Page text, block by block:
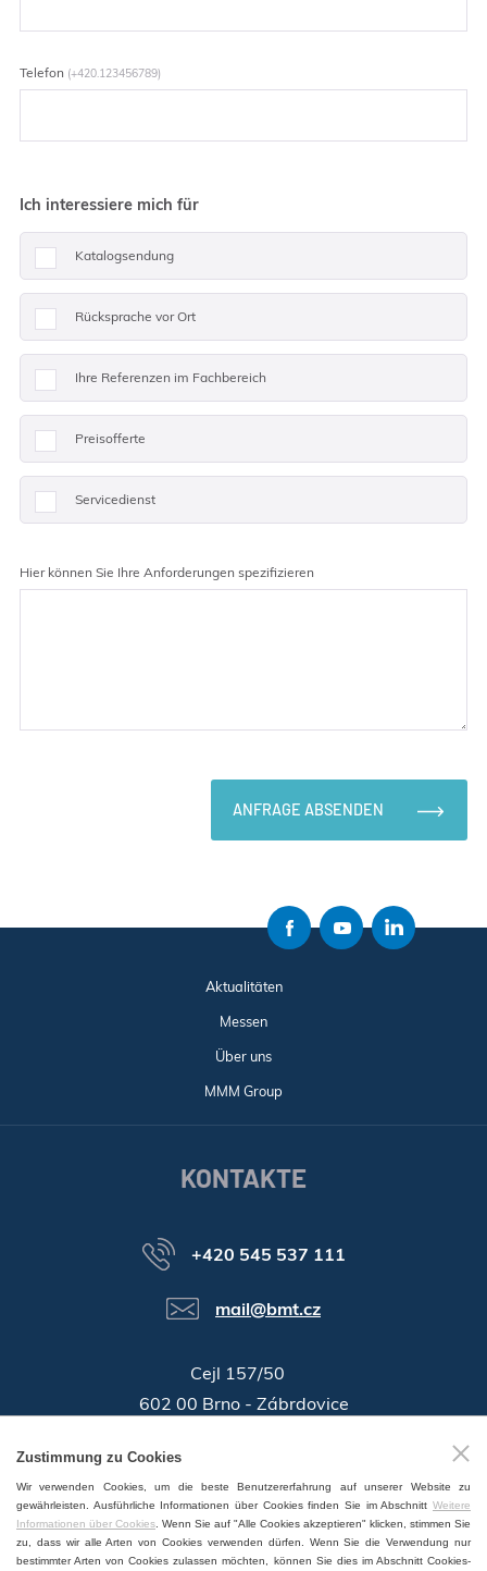
Telefon (+420.123456789)
Ich interessiere mich für
Katalogsendung
Rücksprache vor Ort
Ihre Referenzen im Fachbereich
Preisofferte
Servicedienst
Hier können Sie Ihre Anforderungen spezifizieren
ANFRAGE ABSENDEN
Aktualitäten
Messen
Über uns
MMM Group
KONTAKTE
+420 545 537 111
mail@bmt.cz
Cejl 157/50
602 00 Brno - Zábrdovice
Identifikationsnummer:
GPS: 49°11'55.196"N, 16°37'19.559"E
Zustimmung zu Cookies
Wir verwenden Cookies, um die beste Benutzererfahrung auf unserer Website zu
gewährleisten. Ausführliche Informationen über Cookies finden Sie im Abschnitt Weitere
Informationen über Cookies . Wenn Sie auf "Alle Cookies akzeptieren" klicken, stimmen Sie
zu, dass wir alle Arten von Cookies verwenden dürfen. Wenn Sie die Verwendung nur
bestimmter Arten von Cookies zulassen möchten, können Sie dies im Abschnitt Cookies-